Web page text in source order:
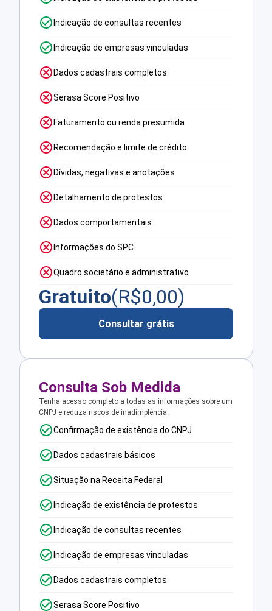
Indicação de consultas recentes
Indicação de empresas vinculadas
Dados cadastrais completos
Serasa Score Positivo
Faturamento ou renda presumida
Recomendação e limite de crédito
Dívidas, negativas e anotações
Detalhamento de protestos
Dados comportamentais
Informações do SPC
Quadro societário e administrativo
Gratuito(R$0,00)
Consultar grátis
Consulta Sob Medida
Tenha acesso completo a todas as informações sobre um
CNPJ e reduza riscos de inadimplência.
Confirmação de existência do CNPJ
Dados cadastrais básicos
Situação na Receita Federal
Indicação de existência de protestos
Indicação de consultas recentes
Indicação de empresas vinculadas
Dados cadastrais completos
Serasa Score Positivo